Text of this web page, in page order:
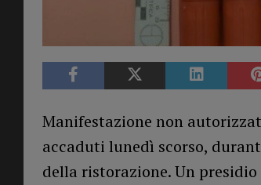
Manifestazione non
accaduti lunedì scorso,
della ristorazione. Un